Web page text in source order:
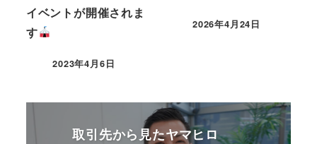
イベントが開催されま
す
2023年4月6日
2026年4月24日
取引先から見たヤマヒロ